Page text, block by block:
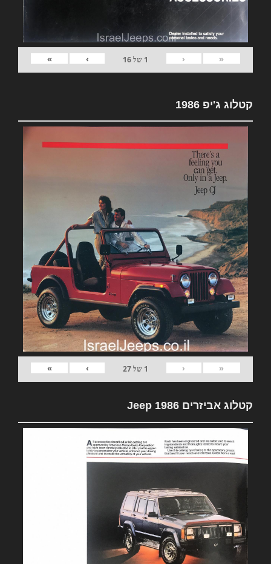
«
‹
1 של16
›
»
קטלוג ג'יפ 1986
«
‹
1 של27
›
»
קטלוג אביזרים Jeep 1986